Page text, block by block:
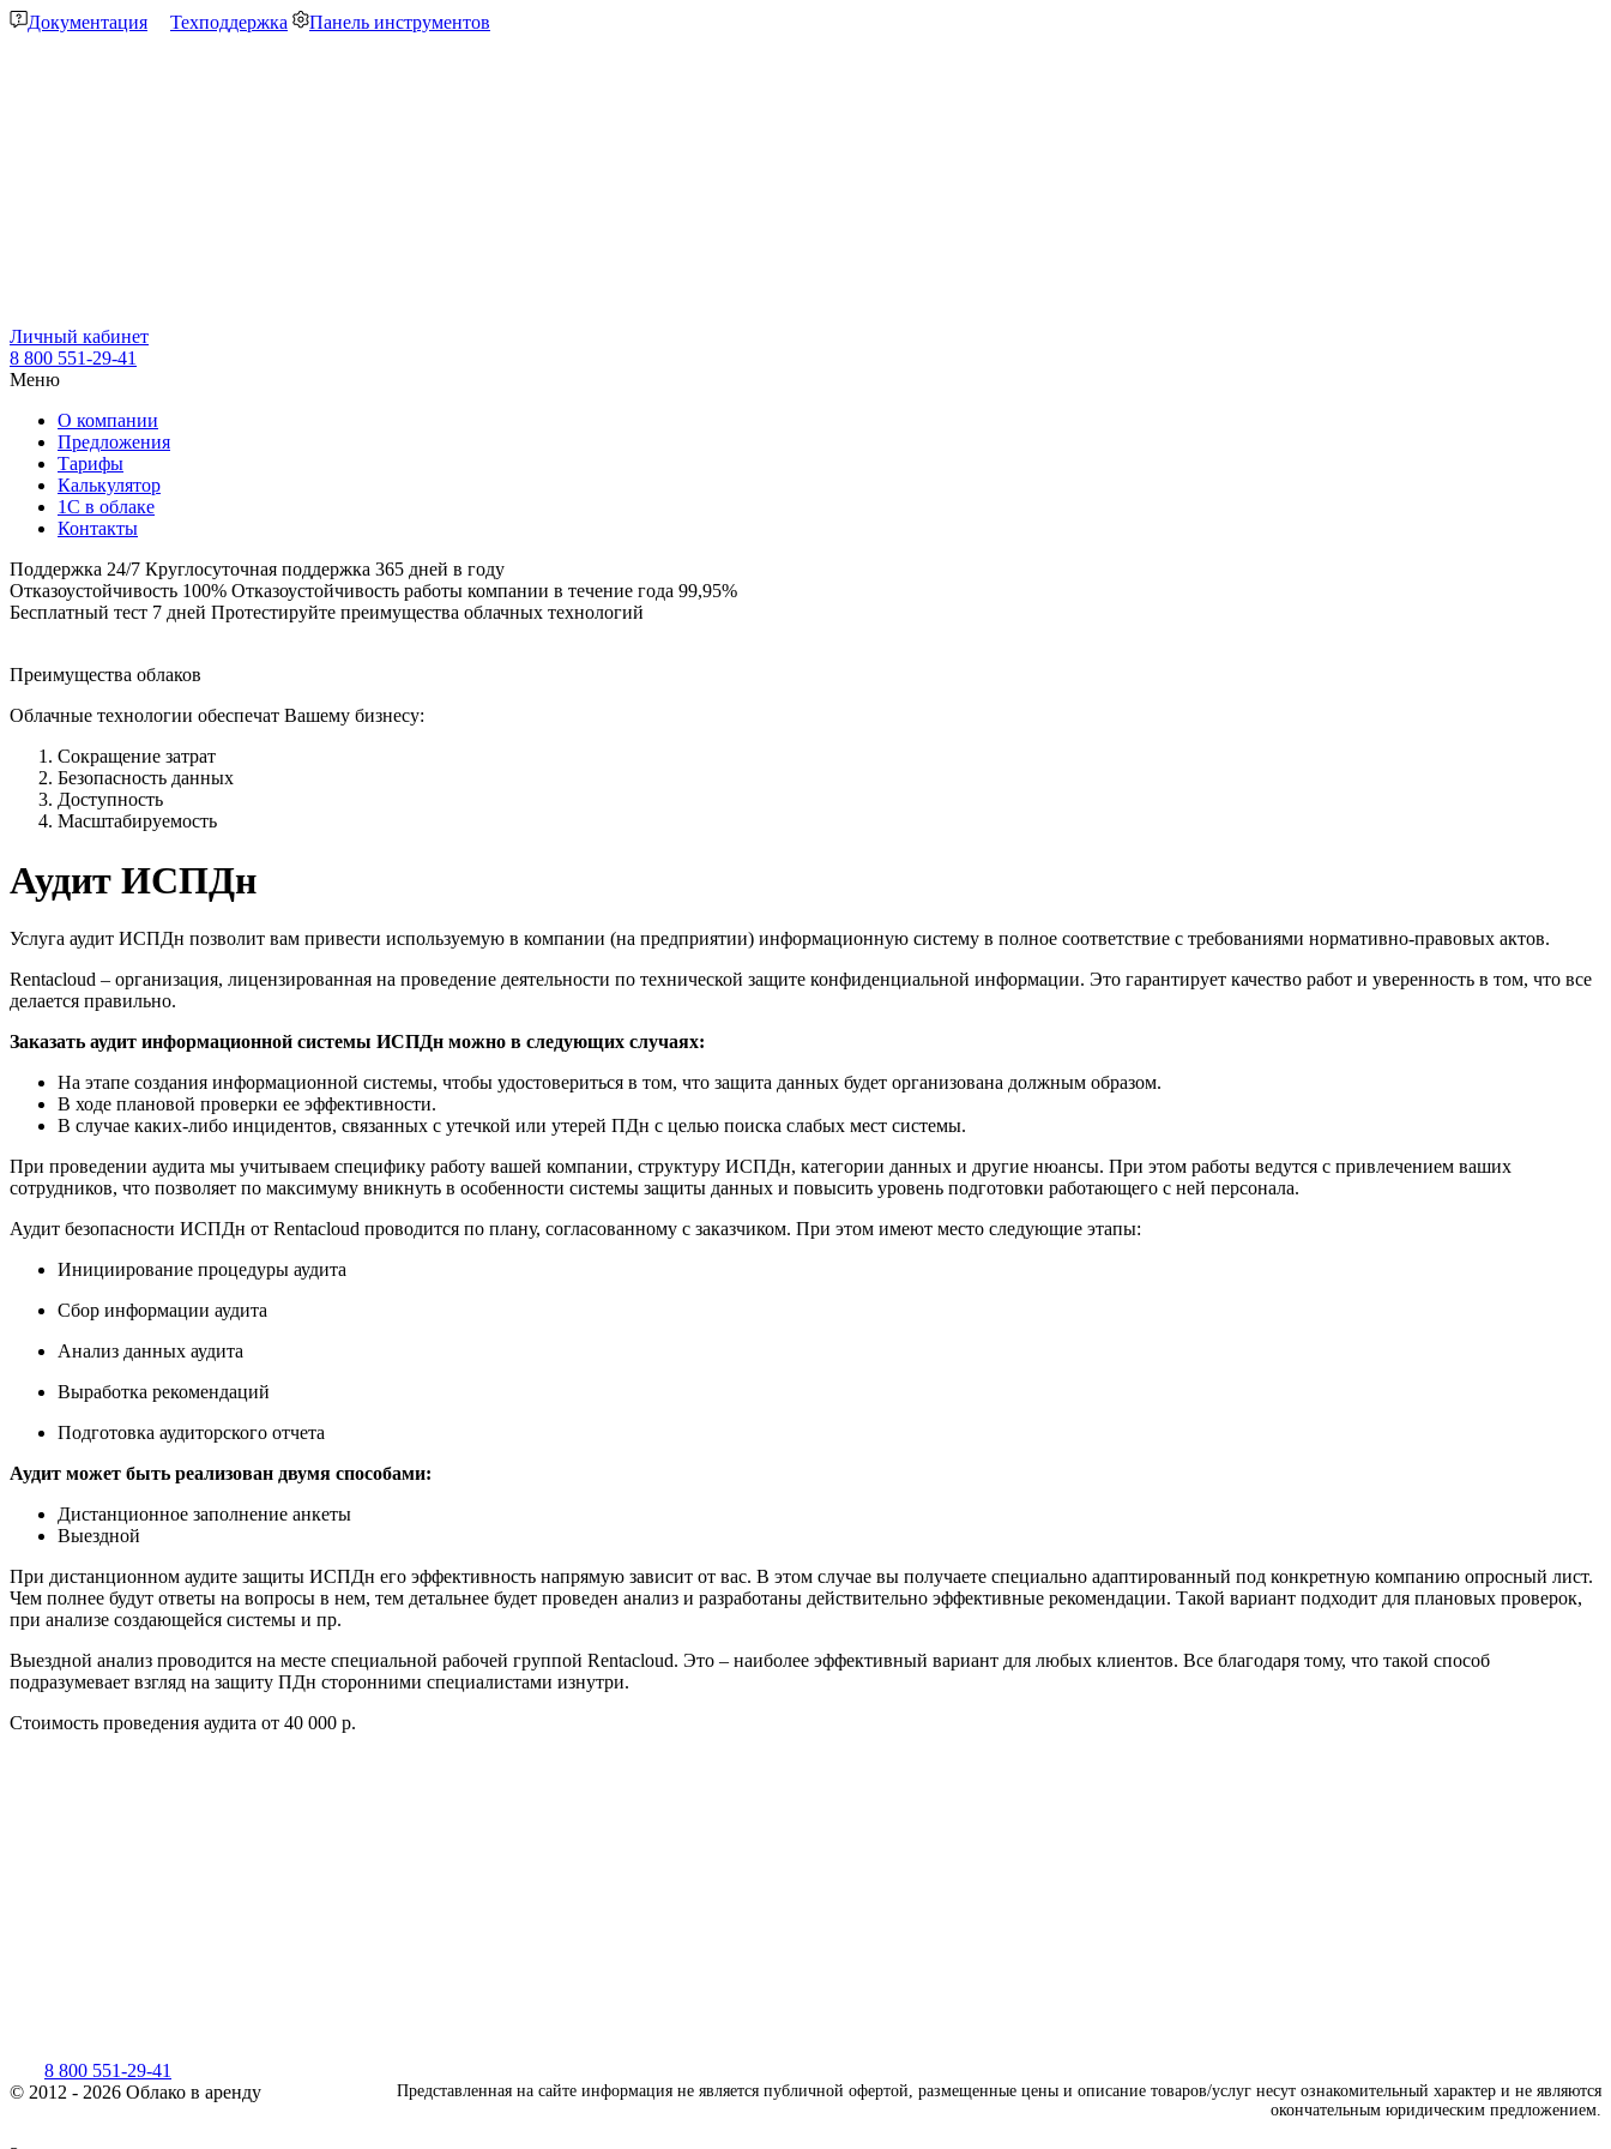
Документация Техподдержка Панель инструментов
Личный кабинет
8 800 551-29-41
Меню
О компании
Предложения
Тарифы
Калькулятор
1С в облаке
Контакты
Поддержка 24/7 Круглосуточная поддержка 365 дней в году
Отказоустойчивость 100% Отказоустойчивость работы компании в течение года 99,95%
Бесплатный тест 7 дней Протестируйте преимущества облачных технологий
Преимущества облаков
Облачные технологии обеспечат Вашему бизнесу:
Сокращение затрат
Безопасность данных
Доступность
Масштабируемость
Аудит ИСПДн
Услуга аудит ИСПДн позволит вам привести используемую в компании (на предприятии) информационную систему в полное соответствие с требованиями нормативно-правовых актов.
Rentacloud – организация, лицензированная на проведение деятельности по технической защите конфиденциальной информации. Это гарантирует качество работ и уверенность в том, что все
делается правильно.
Заказать аудит информационной системы ИСПДн можно в следующих случаях:
На этапе создания информационной системы, чтобы удостовериться в том, что защита данных будет организована должным образом.
В ходе плановой проверки ее эффективности.
В случае каких-либо инцидентов, связанных с утечкой или утерей ПДн с целью поиска слабых мест системы.
При проведении аудита мы учитываем специфику работу вашей компании, структуру ИСПДн, категории данных и другие нюансы. При этом работы ведутся с привлечением ваших
сотрудников, что позволяет по максимуму вникнуть в особенности системы защиты данных и повысить уровень подготовки работающего с ней персонала.
Аудит безопасности ИСПДн от Rentacloud проводится по плану, согласованному с заказчиком. При этом имеют место следующие этапы:
Инициирование процедуры аудита
Сбор информации аудита
Анализ данных аудита
Выработка рекомендаций
Подготовка аудиторского отчета
Аудит может быть реализован двумя способами:
Дистанционное заполнение анкеты
Выездной
При дистанционном аудите защиты ИСПДн его эффективность напрямую зависит от вас. В этом случае вы получаете специально адаптированный под конкретную компанию опросный лист.
Чем полнее будут ответы на вопросы в нем, тем детальнее будет проведен анализ и разработаны действительно эффективные рекомендации. Такой вариант подходит для плановых проверок,
при анализе создающейся системы и пр.
Выездной анализ проводится на месте специальной рабочей группой Rentacloud. Это – наиболее эффективный вариант для любых клиентов. Все благодаря тому, что такой способ
подразумевает взгляд на защиту ПДн сторонними специалистами изнутри.
Стоимость проведения аудита от 40 000 р.
8 800 551-29-41
© 2012 - 2026 Облако в аренду
Представленная на сайте информация не является публичной офертой, размещенные цены и описание товаров/услуг несут ознакомительный характер и не являются
окончательным юридическим предложением.